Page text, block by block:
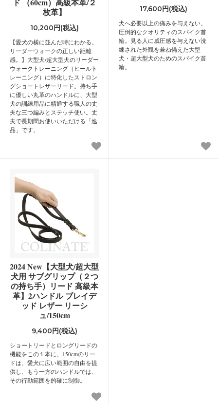
枚革】
10,200円(税込)
【愛犬の横に並んだ時にわかる。
リーダーウォークの正しい距離
感。】大型犬/超大型犬のリーダー
ウォークトレーニング（ヒールト
レーニング）に特化したストロン
グショートレザーリード。持ち手
に優しい丸革のハンドルに、大型
犬の訓練用品に精通する職人の丈
夫な三つ編みとステッチ使い。丈
夫で長期間お使いいただける「逸
品」です。
17,600円(税込)
犬へ必要以上の痛みを与えない。
圧倒的なクオリティのスパイク首
輪。見る人に威圧感を与えない洗
練された外観を兼ね備えた大型
犬・超大型犬のためのスパイク首
輪。
2024 New【大型犬/超大型
犬用 サブグリップ（２つ
の持ち手）リード 高級本
革】2ハンドル ブレイデ
ッド レザー リーシ
ュ/150cm
9,400円(税込)
ショートリードとロングリードの
機能をこの１本に。150cmのリー
ドは、愛犬に広い範囲の自由を提
供し、もう一方のハンドルでは、
その行動範囲を的確に制御。